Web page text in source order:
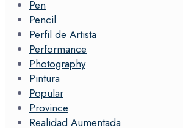
Pen
Pencil
Perfil de Artista
Performance
Photography
Pintura
Popular
Province
Realidad Aumentada